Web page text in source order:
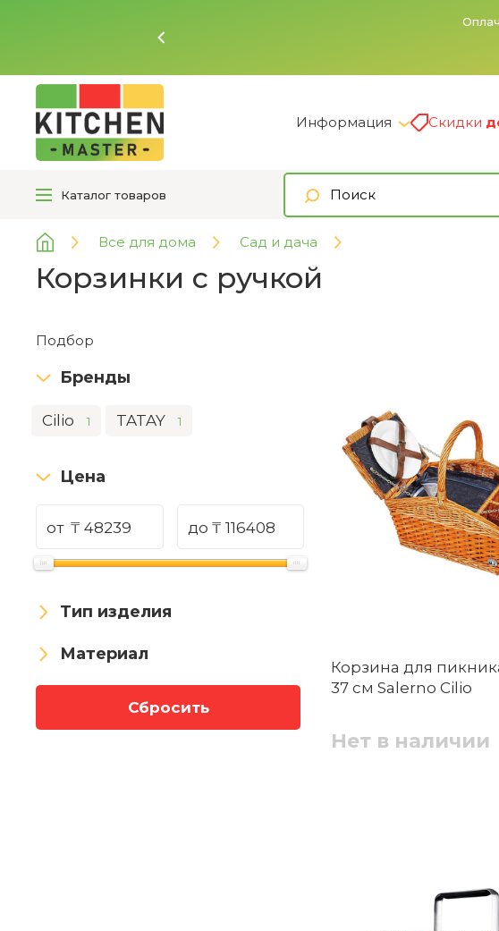
Информация Скидки
Каталог товаров
Все для дома Сад и дача
Корзинки с ручкой
Подбор
Бренды
Cilio 1 TATAY 1
Цена
от ₸ до ₸
Тип изделия
Материал
Сбросить
Корзина для
37 см Salerno Cilio
Нет в наличии